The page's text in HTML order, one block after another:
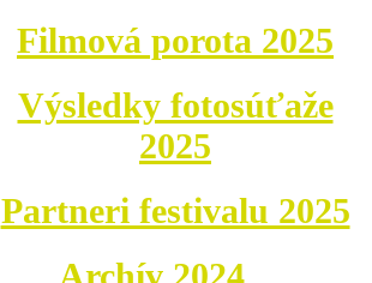
Filmová porota 2025
Výsledky fotosúťaže
2025
Partneri festivalu 2025